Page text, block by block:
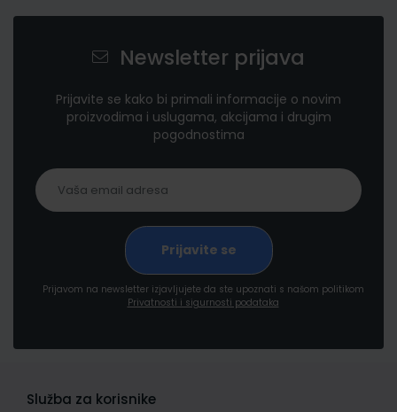
Newsletter prijava
Prijavite se kako bi primali informacije o novim
proizvodima i uslugama, akcijama i drugim
pogodnostima
Prijavom na newsletter izjavljujete da ste upoznati s našom politikom
Privatnosti i sigurnosti podataka
Služba za korisnike